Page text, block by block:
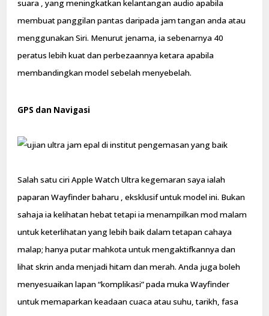
suara , yang meningkatkan kelantangan audio apabila
membuat panggilan pantas daripada jam tangan anda atau
menggunakan Siri. Menurut jenama, ia sebenarnya 40
peratus lebih kuat dan perbezaannya ketara apabila
membandingkan model sebelah menyebelah.
GPS dan Navigasi
Salah satu ciri Apple Watch Ultra kegemaran saya ialah
paparan Wayfinder baharu , eksklusif untuk model ini. Bukan
sahaja ia kelihatan hebat tetapi ia menampilkan mod malam
untuk keterlihatan yang lebih baik dalam tetapan cahaya
malap; hanya putar mahkota untuk mengaktifkannya dan
lihat skrin anda menjadi hitam dan merah. Anda juga boleh
menyesuaikan lapan “komplikasi” pada muka Wayfinder
untuk memaparkan keadaan cuaca atau suhu, tarikh, fasa